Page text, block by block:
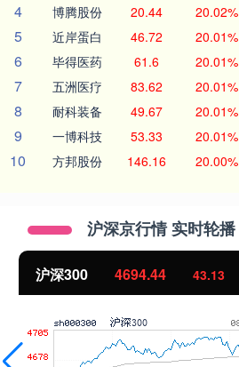
4 博腾股份 20.44 20.02%
5 近岸蛋白 46.72 20.01%
6 毕得医药 61.6 20.01%
7 五洲医疗 83.62 20.01%
8 耐科装备 49.67 20.01%
9 一博科技 53.33 20.01%
10 方邦股份 146.16 20.00%
沪深京行情 实时轮播
沪深300 4694.44 43.13